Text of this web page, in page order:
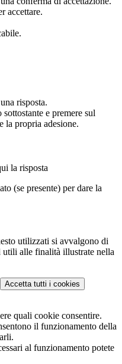
accettare.
risposta.
e premere sul
la propria adesione.
la risposta
(se presente) per dare la
utilizzati si avvalgono di
utili alle finalità illustrate nella
Accetta tutti i cookies
quali cookie consentire.
il funzionamento della
al funzionamento potete